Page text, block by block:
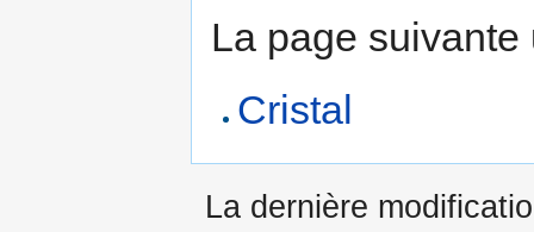
La page
Cristal
La dernière